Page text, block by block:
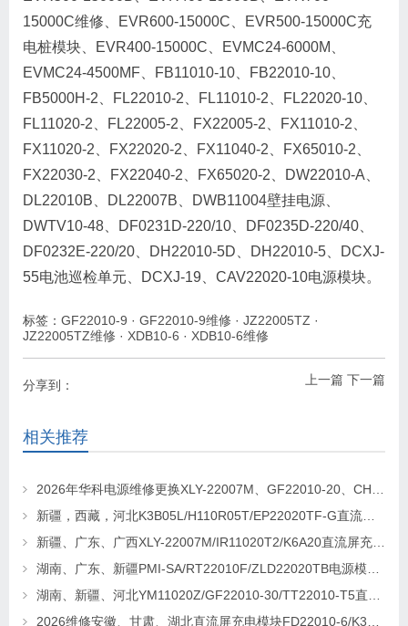
15000C维修、EVR600-15000C、EVR500-15000C充
电桩模块、EVR400-15000C、EVMC24-6000M、
EVMC24-4500MF、FB11010-10、FB22010-10、
FB5000H-2、FL22010-2、FL11010-2、FL22020-10、
FL11020-2、FL22005-2、FX22005-2、FX11010-2、
FX11020-2、FX22020-2、FX11040-2、FX65010-2、
FX22030-2、FX22040-2、FX65020-2、DW22010-A、
DL22010B、DL22007B、DWB11004壁挂电源、
DWTV10-48、DF0231D-220/10、DF0235D-220/40、
DF0232E-220/20、DH22010-5D、DH22010-5、DCXJ-
55电池巡检单元、DCXJ-19、CAV22020-10电源模块。
标签： GF22010-9 · GF22010-9维修 · JZ22005TZ ·
JZ22005TZ维修 · XDB10-6 · XDB10-6维修
上一篇 下一篇
分享到：
相关推荐
2026年华科电源维修更换XLY-22007M、GF22010-20、CHR-22020直流屏充电模块
新疆，西藏，河北K3B05L/H110R05T/EP22020TF-G直流屏充电模块维修更换
新疆、广东、广西XLY-22007M/IR11020T2/K6A20直流屏充电模块维修更换
湖南、广东、新疆PMI-SA/RT22010F/ZLD22020TB电源模块维修更换
湖南、新疆、河北YM11020Z/GF22010-30/TT22010-T5直流屏充电模块维修更换
2026维修安徽、甘肃、湖北直流屏充电模块FD22010-6/K3B20L/GF22010-10